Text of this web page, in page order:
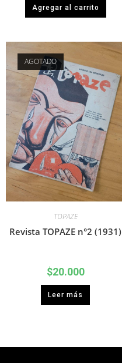
Agregar al carrito
AGOTADO
TOPAZE
Revista TOPAZE n°2 (1931)
$20.000
Leer más